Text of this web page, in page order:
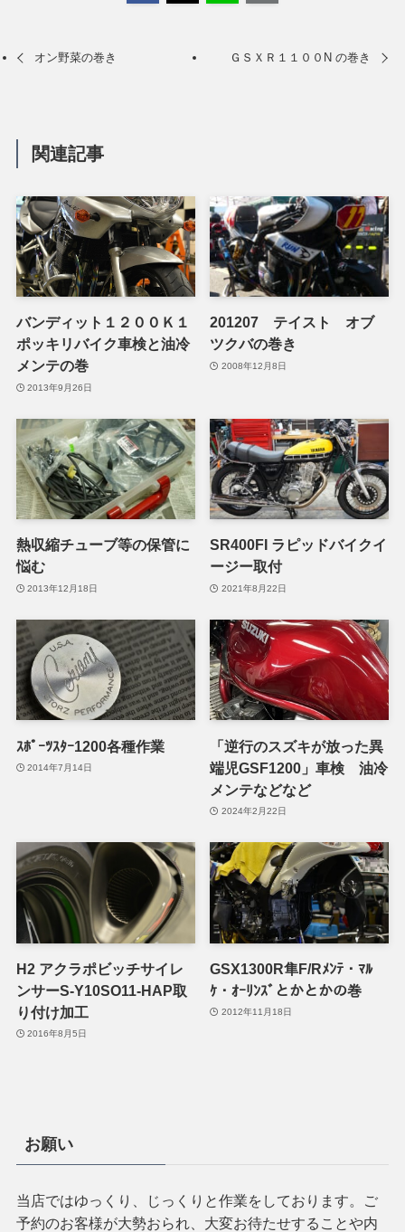
オン野菜の巻き ＧＳＸＲ１１００N の巻き
関連記事
バンディット１２００Ｋ１
ポッキリバイク車検と油冷
メンテの巻
2013年9月26日
201207 テイスト オブ
ツクバの巻き
2008年12月8日
熱収縮チューブ等の保管に
悩む
2013年12月18日
SR400FI ラピッドバイクイ
ージー取付
2021年8月22日
ｽﾎﾟｰﾂｽﾀｰ1200各種作業
2014年7月14日
「逆行のスズキが放った異
端児GSF1200」車検 油冷
メンテなどなど
2024年2月22日
H2 アクラポビッチサイレ
ンサーS-Y10SO11-HAP取
り付け加工
2016年8月5日
GSX1300R隼F/Rﾒﾝﾃ・ﾏﾙ
ｹ・ｵｰﾘﾝｽﾞとかとかの巻
2012年11月18日
お願い
当店ではゆっくり、じっくりと作業をしております。ご
予約のお客様が大勢おられ、大変お待たせすることや内